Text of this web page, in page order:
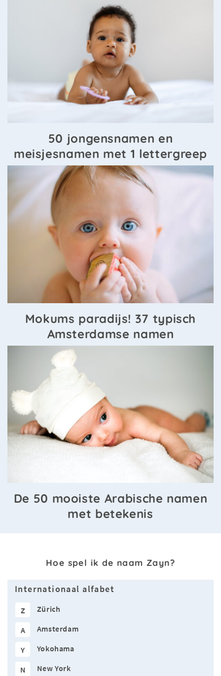
50 jongensnamen en
meisjesnamen met 1 lettergreep
Mokums paradijs! 37 typisch
Amsterdamse namen
De 50 mooiste Arabische namen
met betekenis
Hoe spel ik de naam Zayn?
Internationaal alfabet
Z Zürich
A Amsterdam
Y Yokohama
N New York